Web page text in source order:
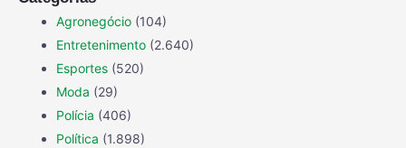
Agronegócio (104)
Entretenimento (2.640)
Esportes (520)
Moda (29)
Polícia (406)
Política (1.898)